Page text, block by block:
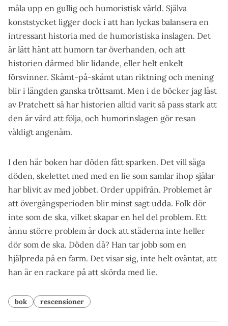
måla upp en gullig och humoristisk värld. Själva
konststycket ligger dock i att han lyckas balansera en
intressant historia med de humoristiska inslagen. Det
är lätt hänt att humorn tar överhanden, och att
historien därmed blir lidande, eller helt enkelt
försvinner. Skämt-på-skämt utan riktning och mening
blir i längden ganska tröttsamt. Men i de böcker jag läst
av Pratchett så har historien alltid varit så pass stark att
den är värd att följa, och humorinslagen gör resan
väldigt angenäm.
I den här boken har döden fått sparken. Det vill säga
döden, skelettet med med en lie som samlar ihop själar
har blivit av med jobbet. Order uppifrån. Problemet är
att övergångsperioden blir minst sagt udda. Folk dör
inte som de ska, vilket skapar en hel del problem. Ett
ännu större problem är dock att städerna inte heller
dör som de ska. Döden då? Han tar jobb som en
hjälpreda på en farm. Det visar sig, inte helt oväntat, att
han är en rackare på att skörda med lie.
bok rescensioner